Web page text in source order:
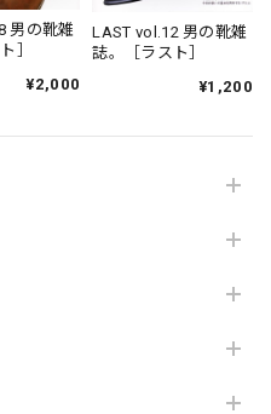
］
¥2,000
LAST vol.12 男の靴雑
誌。［ラスト］
¥1,200